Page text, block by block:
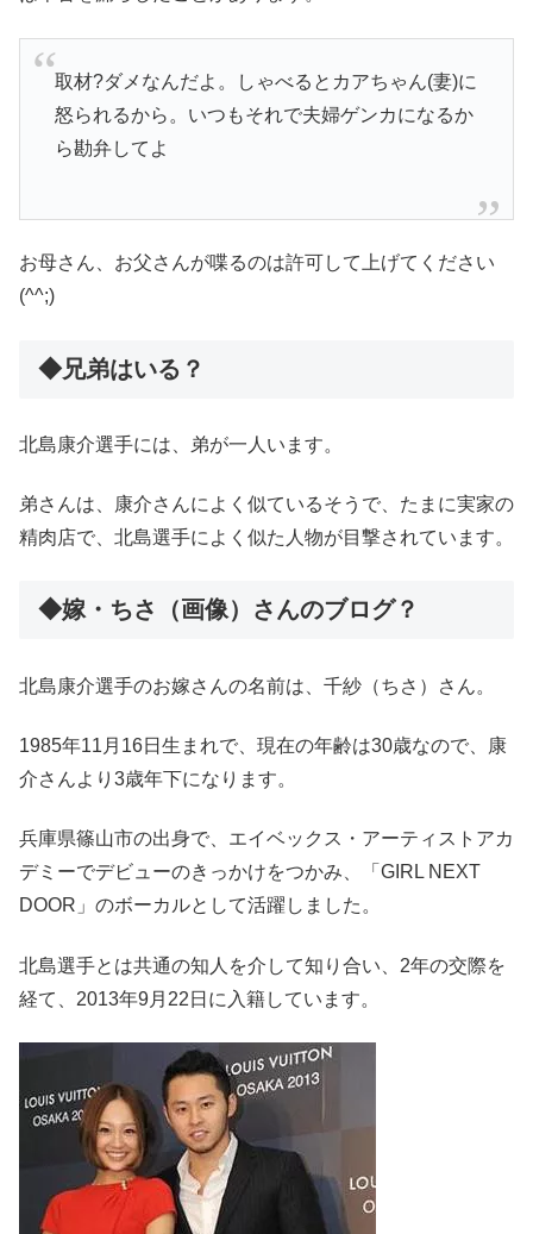
取材?ダメなんだよ。しゃべるとカアちゃん(妻)に
怒られるから。いつもそれで夫婦ゲンカになるか
ら勘弁してよ
お母さん、お父さんが喋るのは許可して上げてください
(^^;)
◆兄弟はいる？
北島康介選手には、弟が一人います。
弟さんは、康介さんによく似ているそうで、たまに実家の
精肉店で、北島選手によく似た人物が目撃されています。
◆嫁・ちさ（画像）さんのブログ？
北島康介選手のお嫁さんの名前は、千紗（ちさ）さん。
1985年11月16日生まれで、現在の年齢は30歳なので、康
介さんより3歳年下になります。
兵庫県篠山市の出身で、エイベックス・アーティストアカ
デミーでデビューのきっかけをつかみ、「GIRL NEXT
DOOR」のボーカルとして活躍しました。
北島選手とは共通の知人を介して知り合い、2年の交際を
経て、2013年9月22日に入籍しています。